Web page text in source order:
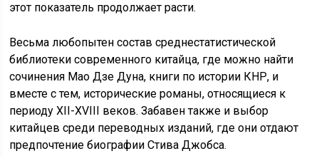
этот показатель продолжает расти.
Весьма любопытен состав среднестатистической
библиотеки современного китайца, где можно найти
сочинения Мао Дзе Дуна, книги по истории КНР, и
вместе с тем, исторические романы, относящиеся к
периоду XII-XVIII веков. Забавен также и выбор
китайцев среди переводных изданий, где они отдают
предпочтение биографии Стива Джобса.